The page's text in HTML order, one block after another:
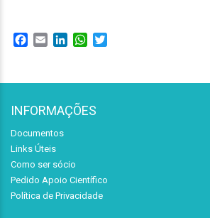
Facebook
Email LinkedInWhatsApp
INFORMAÇÕES
Documentos
Links Úteis
Como ser sócio
Pedido Apoio Científico
Política de Privacidade